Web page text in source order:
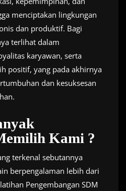
menciptakan lingkungan
dan produktif. Bagi
terlihat dalam
karyawan, serta
positif, yang pada akhirnya
dan kesuksesan
Kami ?
terkenal sebutannya
berpengalaman lebih dari
Pengembangan SDM